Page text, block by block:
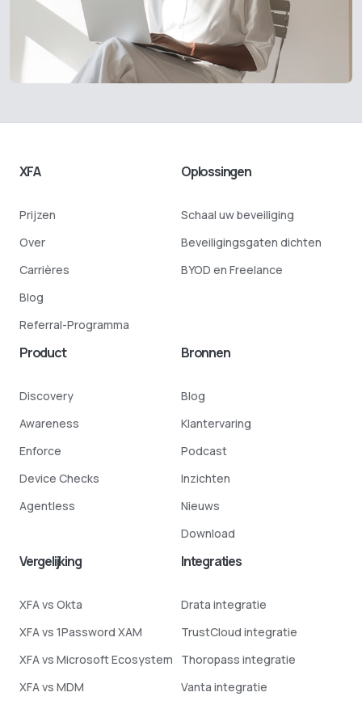
XFA
Prijzen
Over
Carrières
Blog
Referral-Programma
Oplossingen
Schaal uw beveiliging
Beveiligingsgaten dichten
BYOD en Freelance
Product
Discovery
Awareness
Enforce
Device Checks
Agentless
Bronnen
Blog
Klantervaring
Podcast
Inzichten
Nieuws
Download
Vergelijking
XFA vs Okta
XFA vs 1Password XAM
XFA vs Microsoft Ecosystem
XFA vs MDM
Integraties
Drata integratie
TrustCloud integratie
Thoropass integratie
Vanta integratie